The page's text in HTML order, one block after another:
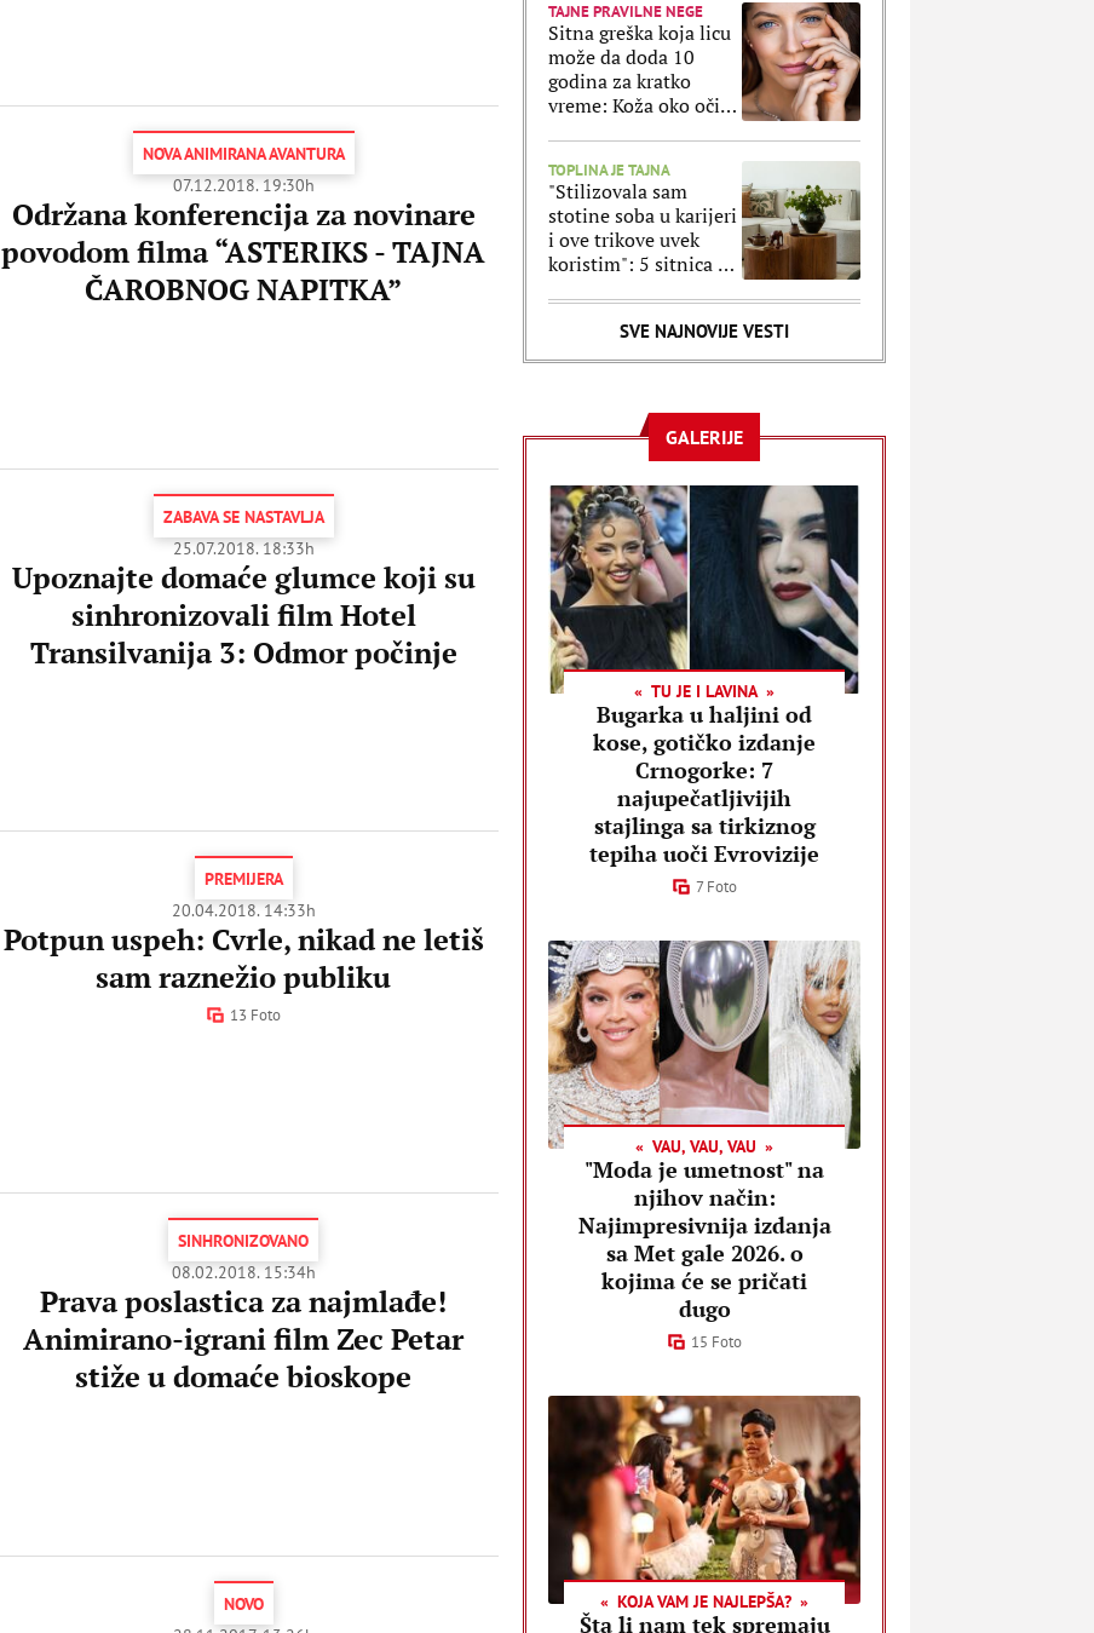
NOVA ANIMIRANA AVANTURA
07.12.2018. 19:30h
Održana konferencija za novinare
povodom filma “ASTERIKS - TAJNA
ČAROBNOG NAPITKA”
ZABAVA SE NASTAVLJA
25.07.2018. 18:33h
Upoznajte domaće glumce koji su
sinhronizovali film Hotel
Transilvanija 3: Odmor počinje
PREMIJERA
20.04.2018. 14:33h
Potpun uspeh: Cvrle, nikad ne letiš
sam raznežio publiku
13 Foto
SINHRONIZOVANO
08.02.2018. 15:34h
Prava poslastica za najmlađe!
Animirano-igrani film​ Zec Petar
stiže u domaće bioskope
NOVO
TAJNE PRAVILNE NEGE
Sitna greška koja licu
može da doda 10
godina za kratko
vreme: Koža oko očiju
TOPLINA JE TAJNA
"Stilizovala sam
stotine soba u karijeri
i ove trikove uvek
koristim": 5 sitnica uz
izgleda luksuznije
SVE NAJNOVIJE VESTI
GALERIJE
TU JE I LAVINA
Bugarka u haljini od
kose, gotičko izdanje
Crnogorke: 7
najupečatljivijih
stajlinga sa tirkiznog
tepiha uoči Evrovizije
7 Foto
VAU, VAU, VAU
"Moda je umetnost" na
njihov način:
Najimpresivnija izdanja
sa Met gale 2026. o
kojima će se pričati
dugo
15 Foto
KOJA VAM JE NAJLEPŠA?
Šta li nam tek spremaju